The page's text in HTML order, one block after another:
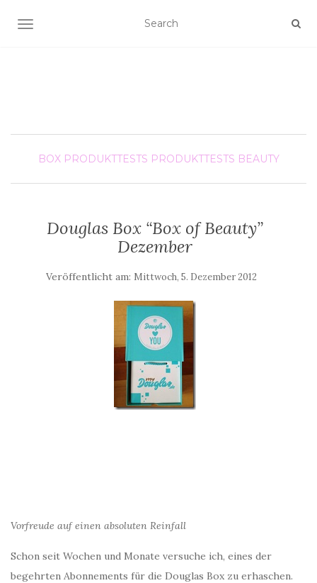
SCHALTE NAVIGATION
BOX PRODUKTTESTS PRODUKTTESTS BEAUTY
Douglas Box “Box of Beauty”
Dezember
Veröffentlicht am: Mittwoch, 5. Dezember 2012
Vorfreude auf einen absoluten Reinfall
Schon seit Wochen und Monate versuche ich, eines der
begehrten Abonnements für die Douglas Box zu erhaschen.